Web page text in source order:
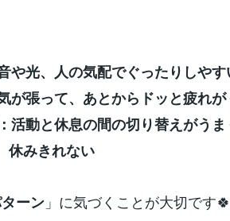
や光、人の気配でぐったりしやす
が張って、あとからドッと疲れが
活動と休息の間の切り替えがう
休みきれない
ーン 」に気づくことが大切です🍀